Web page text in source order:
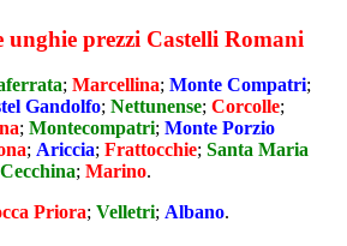
unghie prezzi Castelli Romani
; Marcellina; Monte Compatri;
Gandolfo; Nettunense; Corcolle;
; Montecompatri; Monte Porzio
; Ariccia; Frattocchie; Santa Maria
Cecchina; Marino.
Priora; Velletri; Albano.